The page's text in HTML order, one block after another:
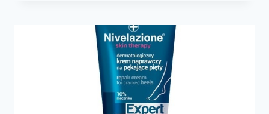
ДЛЯ
СУХОЙ
КОЖИ
НОГ